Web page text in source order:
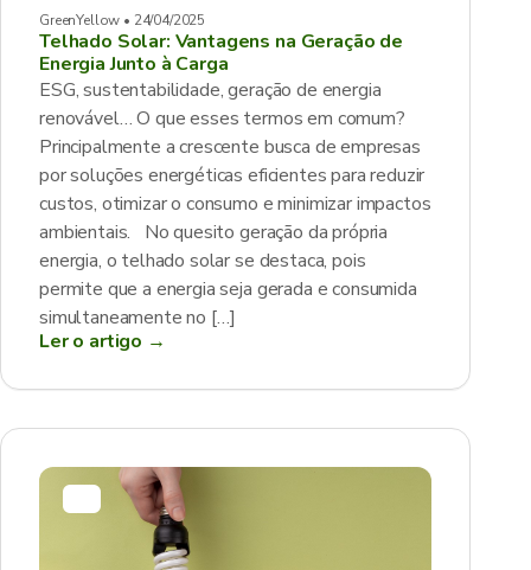
GreenYellow • 24/04/2025
Telhado Solar: Vantagens na Geração de
Energia Junto à Carga
ESG, sustentabilidade, geração de energia
renovável… O que esses termos em comum?
Principalmente a crescente busca de empresas
por soluções energéticas eficientes para reduzir
custos, otimizar o consumo e minimizar impactos
ambientais. No quesito geração da própria
energia, o telhado solar se destaca, pois
permite que a energia seja gerada e consumida
simultaneamente no […]
Ler o artigo →